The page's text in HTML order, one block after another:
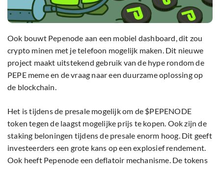
Ook bouwt Pepenode aan een mobiel dashboard, dit zou
crypto minen met je telefoon mogelijk maken. Dit nieuwe
project maakt uitstekend gebruik van de hype rondom de
PEPE meme en de vraag naar een duurzame oplossing op
de blockchain.
Het is tijdens de presale mogelijk om de $PEPENODE
token tegen de laagst mogelijke prijs te kopen. Ook zijn de
staking beloningen tijdens de presale enorm hoog. Dit geeft
investeerders een grote kans op een explosief rendement.
Ook heeft Pepenode een deflatoir mechanisme. De tokens